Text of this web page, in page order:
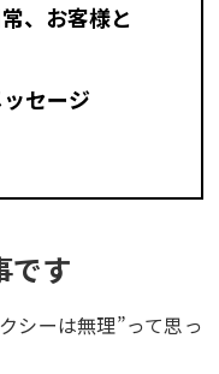
、お客様と
セージ
です
シーは無理”って思っ